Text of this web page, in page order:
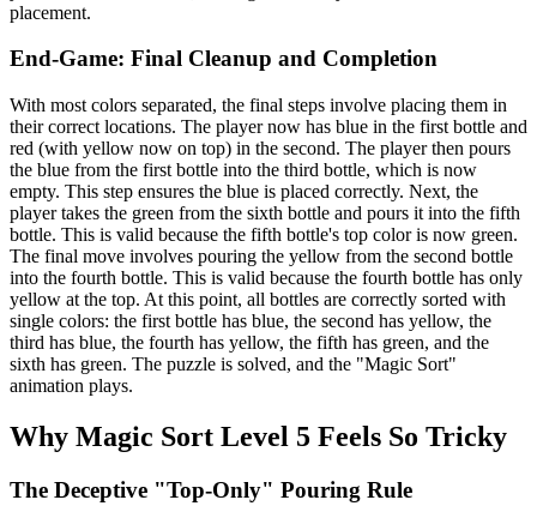
placement.
End-Game: Final Cleanup and Completion
With most colors separated, the final steps involve placing them in
their correct locations. The player now has blue in the first bottle and
red (with yellow now on top) in the second. The player then pours
the blue from the first bottle into the third bottle, which is now
empty. This step ensures the blue is placed correctly. Next, the
player takes the green from the sixth bottle and pours it into the fifth
bottle. This is valid because the fifth bottle's top color is now green.
The final move involves pouring the yellow from the second bottle
into the fourth bottle. This is valid because the fourth bottle has only
yellow at the top. At this point, all bottles are correctly sorted with
single colors: the first bottle has blue, the second has yellow, the
third has blue, the fourth has yellow, the fifth has green, and the
sixth has green. The puzzle is solved, and the "Magic Sort"
animation plays.
Why Magic Sort Level 5 Feels So Tricky
The Deceptive "Top-Only" Pouring Rule